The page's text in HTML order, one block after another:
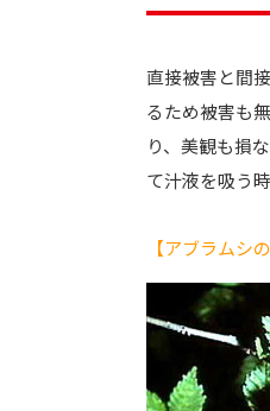
直接被害と間
るため被害も
り、美観も損
て汁液を吸う
【アブラムシ